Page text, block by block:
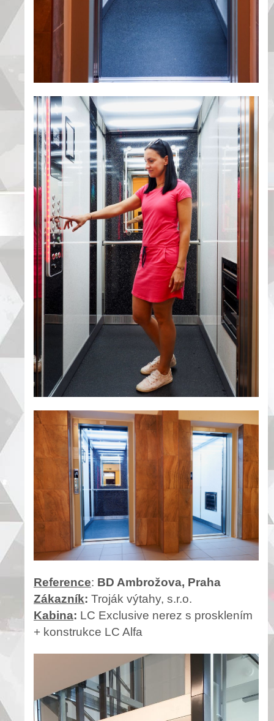
Reference: BD Ambrožova, Praha
Zákazník: Troják výtahy, s.r.o.
Kabina: LC Exclusive nerez s prosklením
+ konstrukce LC Alfa